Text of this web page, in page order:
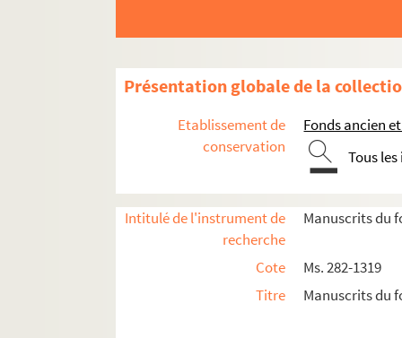
Présentation globale de la
Etablissement de
conservation
Fonds ancien
Tous
Intitulé de l'instrument de
recherche
Manuscrits du
Cote
Ms. 282-1319
Titre
Manuscrits du
Ms. 406. Fragment de traité
Ms. 513. Ðình Chiêủ Nguyêñ. Luc-Van Tiên
Ms. 521. Dictionnaire galant dans l'ordre
Ms. 529. Traité de philosophie
Ms. 530. Recueil de droit civil
Ms. 533. Charles Martin. Abrégé du commun
Ms. 542. Phisica seu Naturae studium